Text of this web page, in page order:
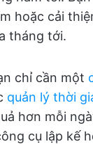
hoặc cải
tháng tới.
chỉ cần một
quản lý thời
hơn mỗi
cụ lập kế